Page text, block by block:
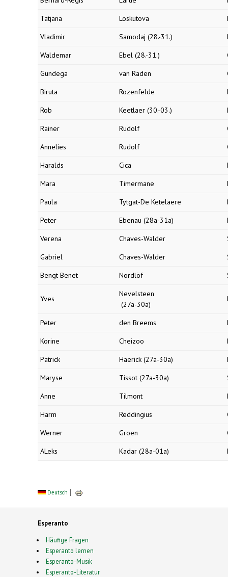
Tatjana
Loskutova
Vladimir
Samodaj (28.-31.)
Waldemar
Ebel (28.-31.)
Gundega
van Raden
Biruta
Rozenfelde
Rob
Keetlaer (30.-03.)
Rainer
Rudolf
Annelies
Rudolf
Haralds
Cica
Mara
Timermane
Paula
Tytgat-De Ketelaere
Peter
Ebenau (28a-31a)
Verena
Chaves-Walder
Gabriel
Chaves-Walder
Bengt Benet
Nordlöf
Yves
Nevelsteen
(27a-30a)
Peter den Breems
Korine
Cheizoo
Patrick
Haerick (27a-30a)
Maryse
Tissot (27a-30a)
Anne
Tilmont
Harm
Reddingius
Werner
Groen
ALeks
Kadar (28a-01a)
Deutsch
Esperanto
Häufige Fragen
Esperanto lernen
Esperanto-Musik
Esperanto-Literatur